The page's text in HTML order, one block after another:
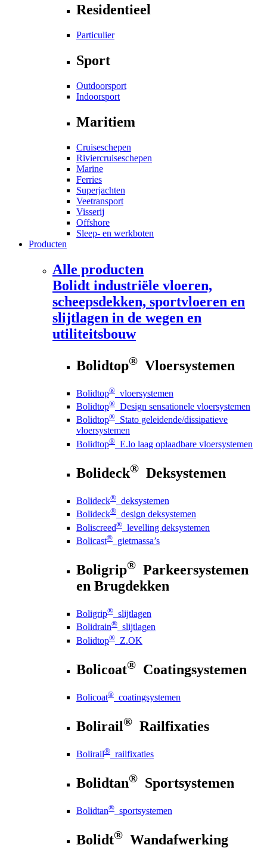
Residentieel
Particulier
Sport
Outdoorsport
Indoorsport
Maritiem
Cruiseschepen
Riviercruiseschepen
Marine
Ferries
Superjachten
Veetransport
Visserij
Offshore
Sleep- en werkboten
Producten
Alle producten
Bolidt industriële vloeren,
scheepsdekken, sportvloeren en
slijtlagen in de wegen en
utiliteitsbouw
Bolidtop® Vloersystemen
Bolidtop® vloersystemen
Bolidtop® Design sensationele vloersystemen
Bolidtop® Stato geleidende/dissipatieve
vloersystemen
Bolidtop® E.lo laag oplaadbare vloersystemen
Bolideck® Deksystemen
Bolideck® deksystemen
Bolideck® design deksystemen
Boliscreed® levelling deksystemen
Bolicast® gietmassa’s
Boligrip® Parkeersystemen
en Brugdekken
Boligrip® slijtlagen
Bolidrain® slijtlagen
Bolidtop® Z.OK
Bolicoat® Coatingsystemen
Bolicoat® coatingsystemen
Bolirail® Railfixaties
Bolirail® railfixaties
Bolidtan® Sportsystemen
Bolidtan® sportsystemen
Bolidt® Wandafwerking